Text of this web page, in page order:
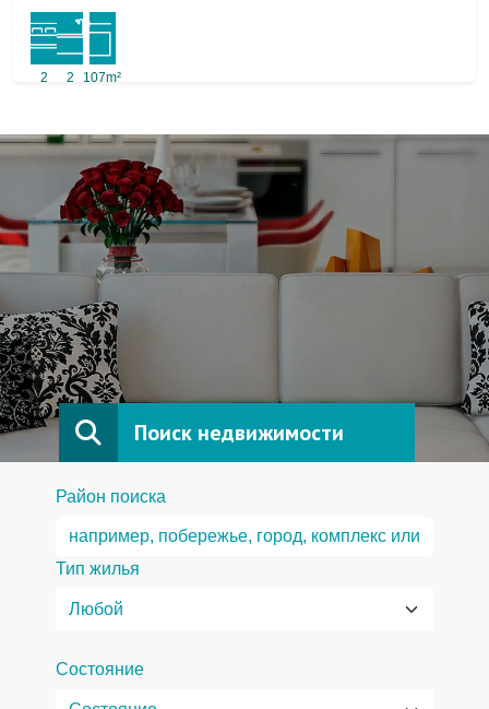
2 2 107m²
Поиск недвижимости
Район поиска
Тип жилья
Состояние